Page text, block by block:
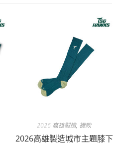
2026 高雄製造, 襪款
2026高雄製造城市主題膝下